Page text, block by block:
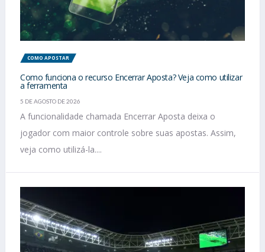
COMO APOSTAR
Como funciona o recurso Encerrar Aposta? Veja como utilizar
a ferramenta
5 DE AGOSTO DE 2026
A funcionalidade chamada Encerrar Aposta deixa o
jogador com maior controle sobre suas apostas. Assim,
veja como utilizá-la....